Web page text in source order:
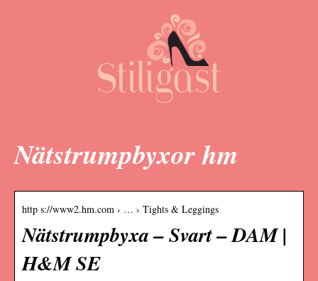
Nätstrumpbyxor hm
http s://www2.hm.com › … › Tights & Leggings
Nätstrumpbyxa – Svart – DAM |
H&M SE